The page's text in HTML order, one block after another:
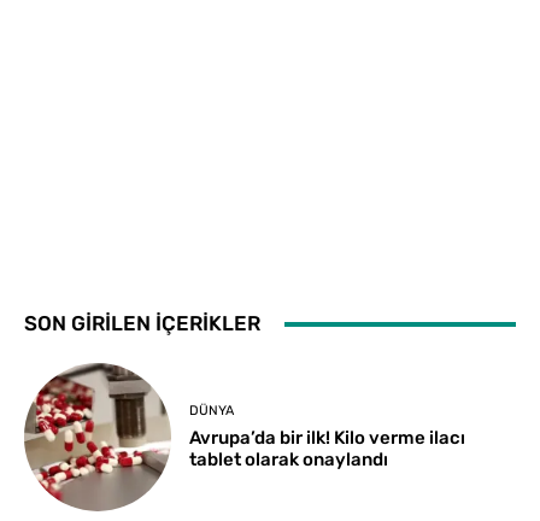
SON GİRİLEN İÇERİKLER
DÜNYA
Avrupa’da bir ilk! Kilo verme ilacı
tablet olarak onaylandı